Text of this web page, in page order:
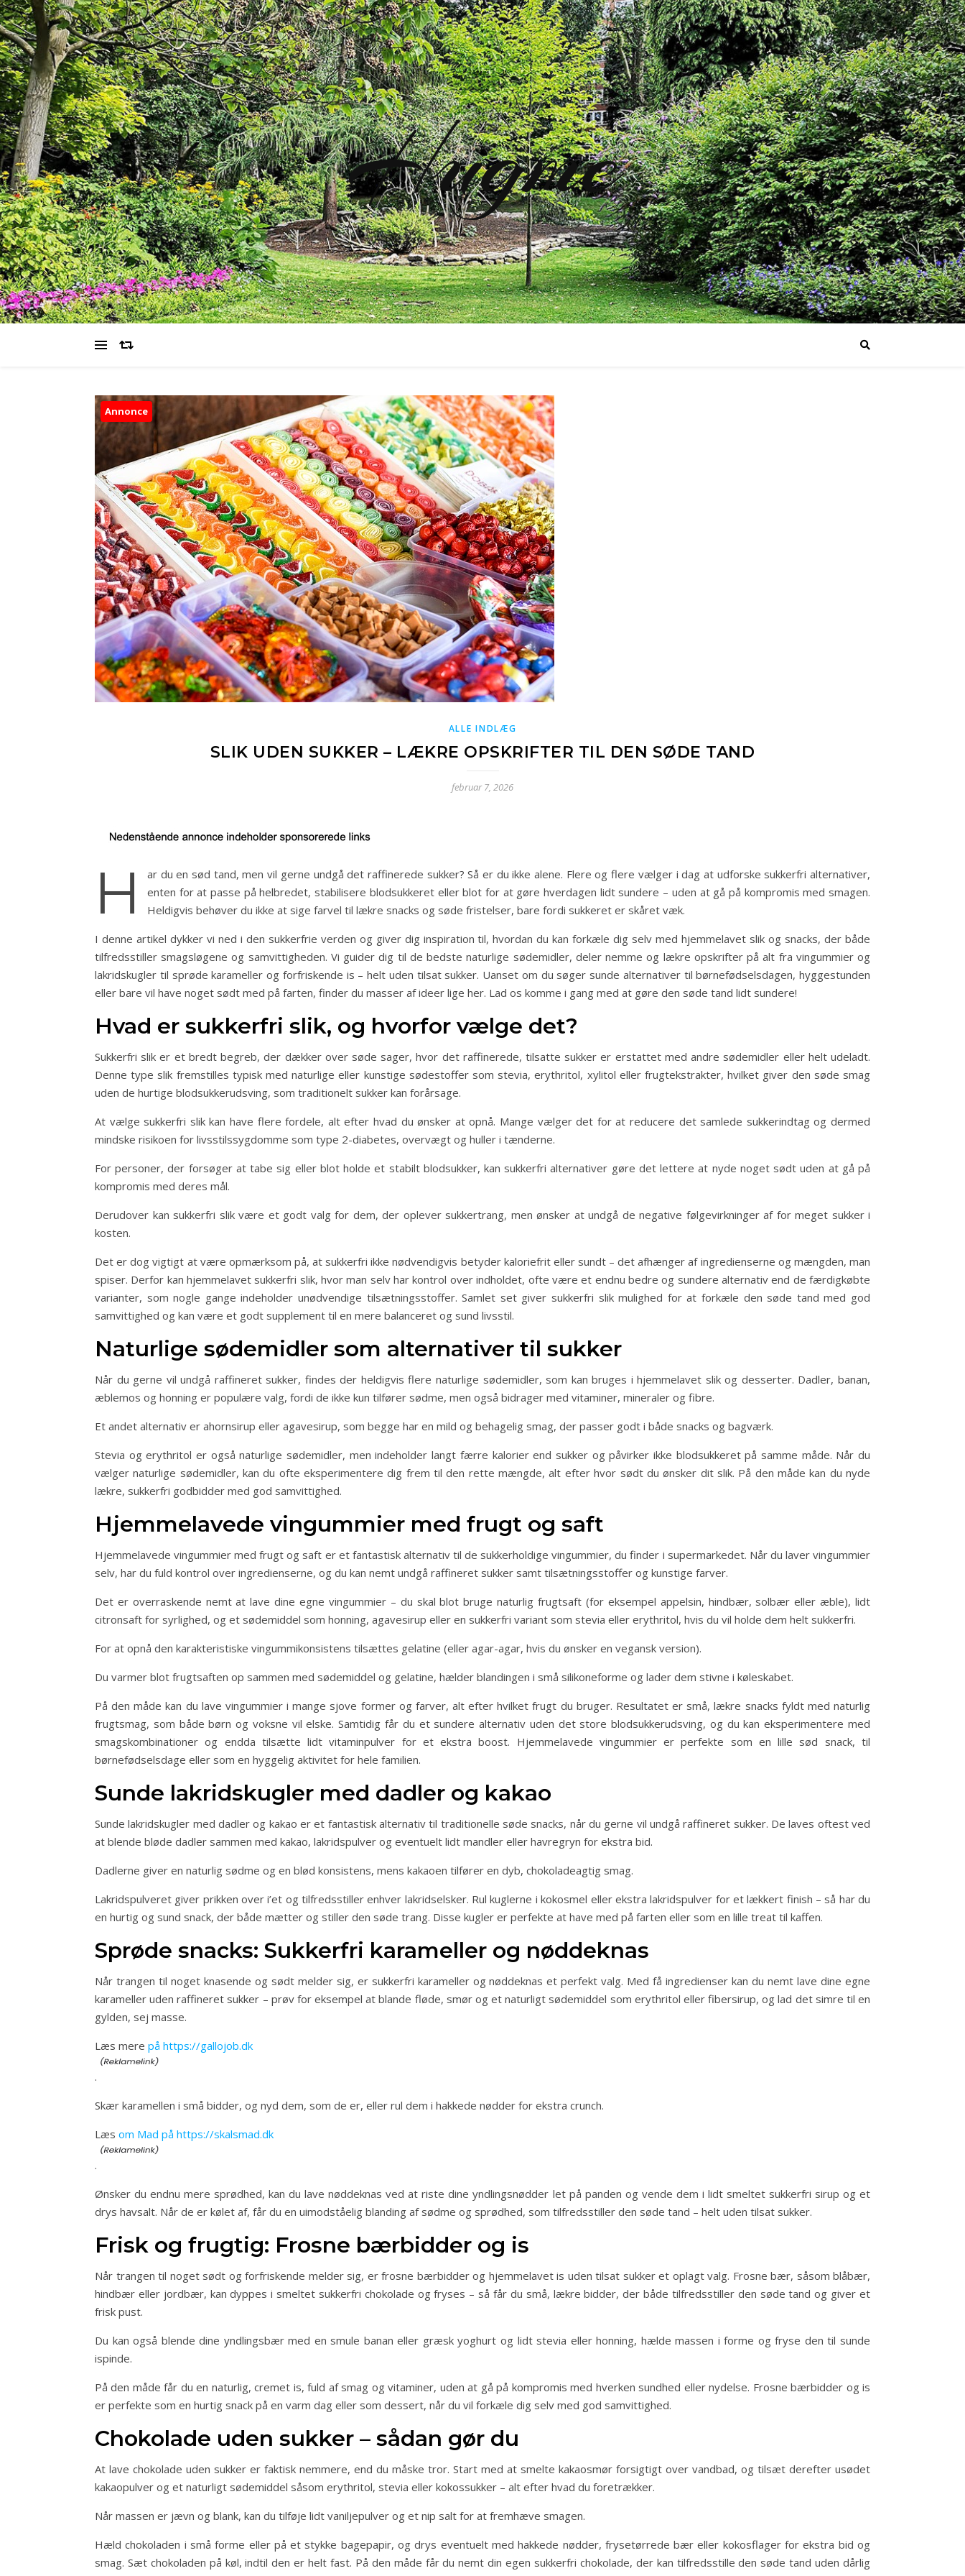
Hugme
Annonce
ALLE INDLÆG
SLIK UDEN SUKKER – LÆKRE OPSKRIFTER TIL DEN SØDE TAND
februar 7, 2026
H
ar du en sød tand, men vil gerne undgå det raffinerede sukker? Så er du ikke alene. Flere og flere vælger i dag at udforske sukkerfri alternativer,
enten for at passe på helbredet, stabilisere blodsukkeret eller blot for at gøre hverdagen lidt sundere – uden at gå på kompromis med smagen.
Heldigvis behøver du ikke at sige farvel til lækre snacks og søde fristelser, bare fordi sukkeret er skåret væk.
I denne artikel dykker vi ned i den sukkerfrie verden og giver dig inspiration til, hvordan du kan forkæle dig selv med hjemmelavet slik og snacks, der både
tilfredsstiller smagsløgene og samvittigheden. Vi guider dig til de bedste naturlige sødemidler, deler nemme og lækre opskrifter på alt fra vingummier og
lakridskugler til sprøde karameller og forfriskende is – helt uden tilsat sukker. Uanset om du søger sunde alternativer til børnefødselsdagen, hyggestunden
eller bare vil have noget sødt med på farten, finder du masser af ideer lige her. Lad os komme i gang med at gøre den søde tand lidt sundere!
Hvad er sukkerfri slik, og hvorfor vælge det?
Sukkerfri slik er et bredt begreb, der dækker over søde sager, hvor det raffinerede, tilsatte sukker er erstattet med andre sødemidler eller helt udeladt.
Denne type slik fremstilles typisk med naturlige eller kunstige sødestoffer som stevia, erythritol, xylitol eller frugtekstrakter, hvilket giver den søde smag
uden de hurtige blodsukkerudsving, som traditionelt sukker kan forårsage.
At vælge sukkerfri slik kan have flere fordele, alt efter hvad du ønsker at opnå. Mange vælger det for at reducere det samlede sukkerindtag og dermed
mindske risikoen for livsstilssygdomme som type 2-diabetes, overvægt og huller i tænderne.
For personer, der forsøger at tabe sig eller blot holde et stabilt blodsukker, kan sukkerfri alternativer gøre det lettere at nyde noget sødt uden at gå på
kompromis med deres mål.
Derudover kan sukkerfri slik være et godt valg for dem, der oplever sukkertrang, men ønsker at undgå de negative følgevirkninger af for meget sukker i
kosten.
Det er dog vigtigt at være opmærksom på, at sukkerfri ikke nødvendigvis betyder kaloriefrit eller sundt – det afhænger af ingredienserne og mængden, man
spiser. Derfor kan hjemmelavet sukkerfri slik, hvor man selv har kontrol over indholdet, ofte være et endnu bedre og sundere alternativ end de færdigkøbte
varianter, som nogle gange indeholder unødvendige tilsætningsstoffer. Samlet set giver sukkerfri slik mulighed for at forkæle den søde tand med god
samvittighed og kan være et godt supplement til en mere balanceret og sund livsstil.
Naturlige sødemidler som alternativer til sukker
Når du gerne vil undgå raffineret sukker, findes der heldigvis flere naturlige sødemidler, som kan bruges i hjemmelavet slik og desserter. Dadler, banan,
æblemos og honning er populære valg, fordi de ikke kun tilfører sødme, men også bidrager med vitaminer, mineraler og fibre.
Et andet alternativ er ahornsirup eller agavesirup, som begge har en mild og behagelig smag, der passer godt i både snacks og bagværk.
Stevia og erythritol er også naturlige sødemidler, men indeholder langt færre kalorier end sukker og påvirker ikke blodsukkeret på samme måde. Når du
vælger naturlige sødemidler, kan du ofte eksperimentere dig frem til den rette mængde, alt efter hvor sødt du ønsker dit slik. På den måde kan du nyde
lækre, sukkerfri godbidder med god samvittighed.
Hjemmelavede vingummier med frugt og saft
Hjemmelavede vingummier med frugt og saft er et fantastisk alternativ til de sukkerholdige vingummier, du finder i supermarkedet. Når du laver vingummier
selv, har du fuld kontrol over ingredienserne, og du kan nemt undgå raffineret sukker samt tilsætningsstoffer og kunstige farver.
Det er overraskende nemt at lave dine egne vingummier – du skal blot bruge naturlig frugtsaft (for eksempel appelsin, hindbær, solbær eller æble), lidt
citronsaft for syrlighed, og et sødemiddel som honning, agavesirup eller en sukkerfri variant som stevia eller erythritol, hvis du vil holde dem helt sukkerfri.
For at opnå den karakteristiske vingummikonsistens tilsættes gelatine (eller agar-agar, hvis du ønsker en vegansk version).
Du varmer blot frugtsaften op sammen med sødemiddel og gelatine, hælder blandingen i små silikoneforme og lader dem stivne i køleskabet.
På den måde kan du lave vingummier i mange sjove former og farver, alt efter hvilket frugt du bruger. Resultatet er små, lækre snacks fyldt med naturlig
frugtsmag, som både børn og voksne vil elske. Samtidig får du et sundere alternativ uden det store blodsukkerudsving, og du kan eksperimentere med
smagskombinationer og endda tilsætte lidt vitaminpulver for et ekstra boost. Hjemmelavede vingummier er perfekte som en lille sød snack, til
børnefødselsdage eller som en hyggelig aktivitet for hele familien.
Sunde lakridskugler med dadler og kakao
Sunde lakridskugler med dadler og kakao er et fantastisk alternativ til traditionelle søde snacks, når du gerne vil undgå raffineret sukker. De laves oftest ved
at blende bløde dadler sammen med kakao, lakridspulver og eventuelt lidt mandler eller havregryn for ekstra bid.
Dadlerne giver en naturlig sødme og en blød konsistens, mens kakaoen tilfører en dyb, chokoladeagtig smag.
Lakridspulveret giver prikken over i’et og tilfredsstiller enhver lakridselsker. Rul kuglerne i kokosmel eller ekstra lakridspulver for et lækkert finish – så har du
en hurtig og sund snack, der både mætter og stiller den søde trang. Disse kugler er perfekte at have med på farten eller som en lille treat til kaffen.
Sprøde snacks: Sukkerfri karameller og nøddeknas
Når trangen til noget knasende og sødt melder sig, er sukkerfri karameller og nøddeknas et perfekt valg. Med få ingredienser kan du nemt lave dine egne
karameller uden raffineret sukker – prøv for eksempel at blande fløde, smør og et naturligt sødemiddel som erythritol eller fibersirup, og lad det simre til en
gylden, sej masse.
Læs mere på https://gallojob.dk
.
Skær karamellen i små bidder, og nyd dem, som de er, eller rul dem i hakkede nødder for ekstra crunch.
Læs om Mad på https://skalsmad.dk
.
Ønsker du endnu mere sprødhed, kan du lave nøddeknas ved at riste dine yndlingsnødder let på panden og vende dem i lidt smeltet sukkerfri sirup og et
drys havsalt. Når de er kølet af, får du en uimodståelig blanding af sødme og sprødhed, som tilfredsstiller den søde tand – helt uden tilsat sukker.
Frisk og frugtig: Frosne bærbidder og is
Når trangen til noget sødt og forfriskende melder sig, er frosne bærbidder og hjemmelavet is uden tilsat sukker et oplagt valg. Frosne bær, såsom blåbær,
hindbær eller jordbær, kan dyppes i smeltet sukkerfri chokolade og fryses – så får du små, lækre bidder, der både tilfredsstiller den søde tand og giver et
frisk pust.
Du kan også blende dine yndlingsbær med en smule banan eller græsk yoghurt og lidt stevia eller honning, hælde massen i forme og fryse den til sunde
ispinde.
På den måde får du en naturlig, cremet is, fuld af smag og vitaminer, uden at gå på kompromis med hverken sundhed eller nydelse. Frosne bærbidder og is
er perfekte som en hurtig snack på en varm dag eller som dessert, når du vil forkæle dig selv med god samvittighed.
Chokolade uden sukker – sådan gør du
At lave chokolade uden sukker er faktisk nemmere, end du måske tror. Start med at smelte kakaosmør forsigtigt over vandbad, og tilsæt derefter usødet
kakaopulver og et naturligt sødemiddel såsom erythritol, stevia eller kokossukker – alt efter hvad du foretrækker.
Når massen er jævn og blank, kan du tilføje lidt vaniljepulver og et nip salt for at fremhæve smagen.
Hæld chokoladen i små forme eller på et stykke bagepapir, og drys eventuelt med hakkede nødder, frysetørrede bær eller kokosflager for ekstra bid og
smag. Sæt chokoladen på køl, indtil den er helt fast. På den måde får du nemt din egen sukkerfri chokolade, der kan tilfredsstille den søde tand uden dårlig